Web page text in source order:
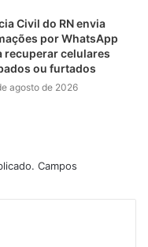
Civil do RN envia
por WhatsApp
recuperar celulares
ou furtados
agosto de 2026
Campos